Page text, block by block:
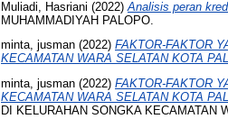
Muliadi, Hasriani (2022) Analisis peran
MUHAMMADIYAH PALOPO.
minta, jusman (2022) FAKTOR-FAKTOR
KECAMATAN WARA SELATAN KOTA
minta, jusman (2022) FAKTOR-FAKTOR
KECAMATAN WARA SELATAN KOTA
DI KELURAHAN SONGKA KECAMATAN